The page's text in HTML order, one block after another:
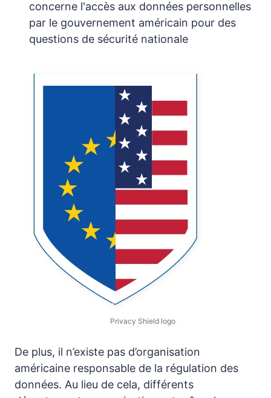
concerne l'accès aux données personnelles
par le gouvernement américain pour des
questions de sécurité nationale
Privacy Shield logo
De plus, il n’existe pas d’organisation
américaine responsable de la régulation des
données. Au lieu de cela, différents